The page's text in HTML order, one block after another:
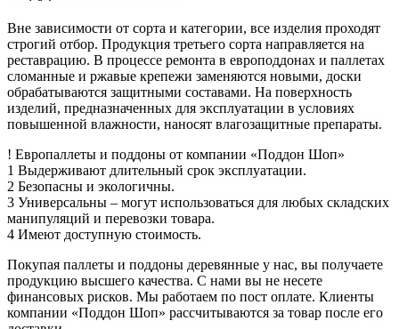
Вне зависимости от сорта и категории, все изделия проходят
строгий отбор. Продукция третьего сорта направляется на
реставрацию. В процессе ремонта в европоддонах и паллетах
сломанные и ржавые крепежи заменяются новыми, доски
обрабатываются защитными составами. На поверхность
изделий, предназначенных для эксплуатации в условиях
повышенной влажности, наносят влагозащитные препараты.
! Европаллеты и поддоны от компании «Поддон Шоп»
1 Выдерживают длительный срок эксплуатации.
2 Безопасны и экологичны.
3 Универсальны – могут использоваться для любых складских
манипуляций и перевозки товара.
4 Имеют доступную стоимость.
Покупая паллеты и поддоны деревянные у нас, вы получаете
продукцию высшего качества. С нами вы не несете
финансовых рисков. Мы работаем по пост оплате. Клиенты
компании «Поддон Шоп» рассчитываются за товар после его